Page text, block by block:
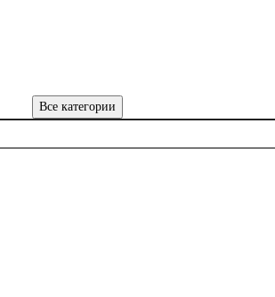
Все категории